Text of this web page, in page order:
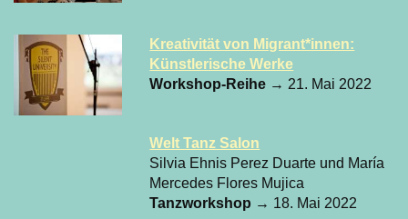
Kreativität von Migrant*innen:
Künstlerische Werke
Workshop-Reihe → 21. Mai 2022
Welt Tanz Salon
Silvia Ehnis Perez Duarte und María
Mercedes Flores Mujica
Tanzworkshop → 18. Mai 2022